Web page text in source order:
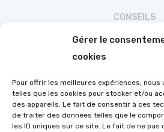
Gérer le
cookies
Pour offrir les meilleures expériences,
telles que les cookies pour stocker et/ou
des appareils. Le fait de consentir à ces
de traiter des données telles que le
les ID uniques sur ce site. Le fait de ne
CONSEILS
POLITIQUE DE
POLITIQUE DE